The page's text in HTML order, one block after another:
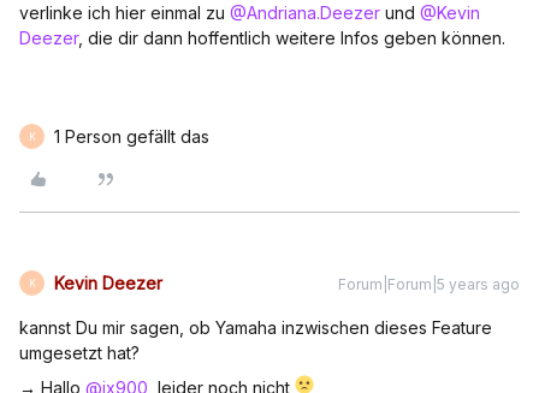
verlinke ich hier einmal zu @Andriana.Deezer und @Kevin
Deezer, die dir dann hoffentlich weitere Infos geben können.
K 1 Person gefällt das
K Kevin Deezer Forum|Forum|5 years ago
kannst Du mir sagen, ob Yamaha inzwischen dieses Feature
umgesetzt hat?
→ Hallo @jx900 , leider noch nicht